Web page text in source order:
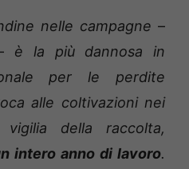
nelle campagne –
è la più dannosa in
per le perdite
alle coltivazioni nei
della raccolta,
intero anno di lavoro.